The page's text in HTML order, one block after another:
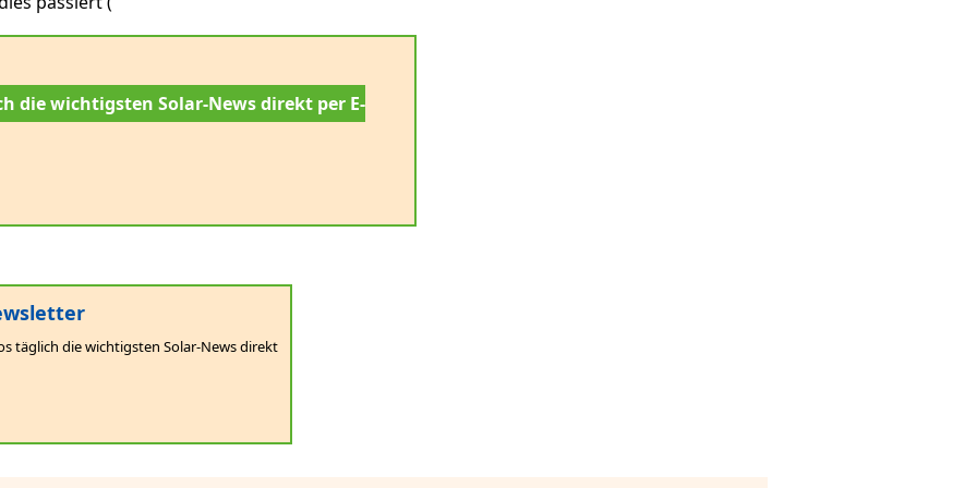
die wichtigsten Solar-News direkt per E-
täglich die wichtigsten Solar-News direkt